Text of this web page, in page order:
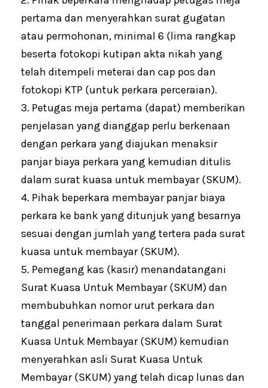
pertama dan menyerahkan surat gugatan
atau permohonan, minimal 6 (lima rangkap
beserta fotokopi kutipan akta nikah yang
telah ditempeli meterai dan cap pos dan
fotokopi KTP (untuk perkara perceraian).
3. Petugas meja pertama (dapat) memberikan
penjelasan yang dianggap perlu berkenaan
dengan perkara yang diajukan menaksir
panjar biaya perkara yang kemudian ditulis
dalam surat kuasa untuk membayar (SKUM).
4. Pihak beperkara membayar panjar biaya
perkara ke bank yang ditunjuk yang besarnya
sesuai dengan jumlah yang tertera pada surat
kuasa untuk membayar (SKUM).
5. Pemegang kas (kasir) menandatangani
Surat Kuasa Untuk Membayar (SKUM) dan
membubuhkan nomor urut perkara dan
tanggal penerimaan perkara dalam Surat
Kuasa Untuk Membayar (SKUM) kemudian
menyerahkan asli Surat Kuasa Untuk
Membayar (SKUM) yang telah dicap lunas dan